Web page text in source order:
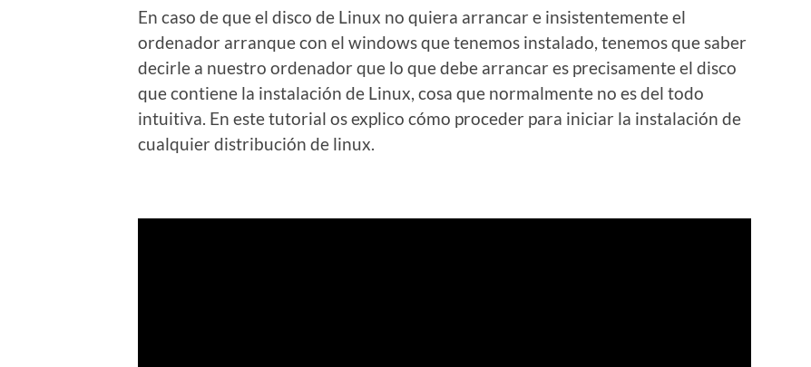
En caso de que el disco de Linux no quiera arrancar e insistentemente el
ordenador arranque con el windows que tenemos instalado, tenemos que saber
decirle a nuestro ordenador que lo que debe arrancar es precisamente el disco
que contiene la instalación de Linux, cosa que normalmente no es del todo
intuitiva. En este tutorial os explico cómo proceder para iniciar la instalación de
cualquier distribución de linux.